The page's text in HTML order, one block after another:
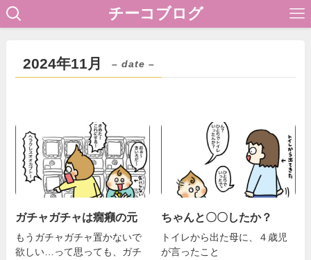
チーコブログ
2024年11月 – date –
ガチャガチャは癇癪の元
もうガチャガチャ置かないで
欲しい…って思っても、ガチ
ちゃんと〇〇したか？
トイレから出た母に、４歳児
が言ったこと